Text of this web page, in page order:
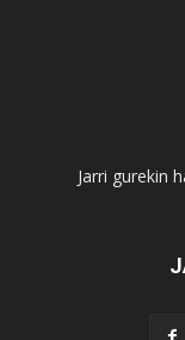
Jarri gurekin